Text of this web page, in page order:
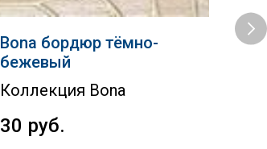
Bona бордюр тёмно-
бежевый
Коллекция Bona
30 руб.